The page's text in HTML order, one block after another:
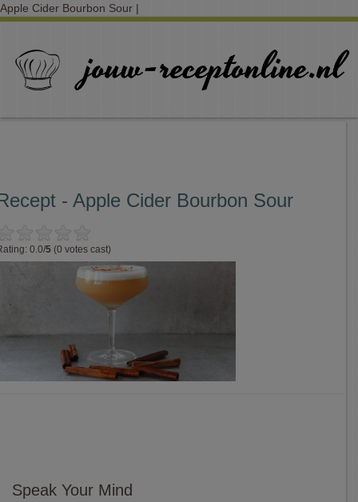
Apple Cider Bourbon Sour |
- Apple Cider Bourbon Sour
0.0/5 (0 votes cast)
Speak Your Mind